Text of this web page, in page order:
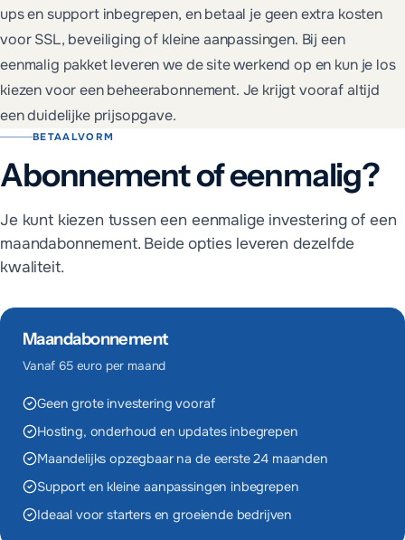
ups en support inbegrepen, en betaal je geen extra kosten
voor SSL, beveiliging of kleine aanpassingen. Bij een
eenmalig pakket leveren we de site werkend op en kun je los
kiezen voor een beheerabonnement. Je krijgt vooraf altijd
een duidelijke prijsopgave.
BETAALVORM
Abonnement of eenmalig?
Je kunt kiezen tussen een eenmalige investering of een
maandabonnement. Beide opties leveren dezelfde
kwaliteit.
Maandabonnement
Vanaf 65 euro per maand
Geen grote investering vooraf
Hosting, onderhoud en updates inbegrepen
Maandelijks opzegbaar na de eerste 24 maanden
Support en kleine aanpassingen inbegrepen
Ideaal voor starters en groeiende bedrijven